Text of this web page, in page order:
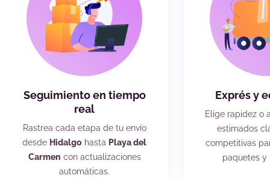
Seguimiento en tiempo
real
Rastrea cada etapa de tu envío
desde Hidalgo hasta Playa del
Carmen con actualizaciones
automáticas.
Exprés y
Elige rapidez o
estimados
competitivas
paquetes y